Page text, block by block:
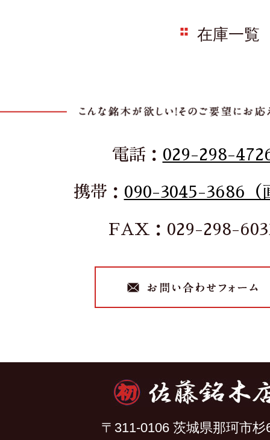
在庫一覧
電話： 029-298-
携帯： 090-3045-3686（
FAX：029-298-
〒311-0106 茨城県那珂市杉